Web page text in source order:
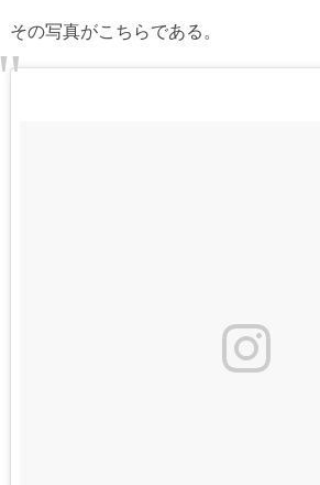
その写真がこちらである。